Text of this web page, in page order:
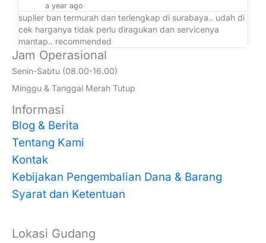
a year ago
suplier ban termurah dan terlengkap di surabaya.. udah di
cek harganya tidak perlu diragukan dan servicenya
mantap.. recommended
Jam Operasional
Senin-Sabtu (08.00-16.00)
Minggu & Tanggal Merah Tutup
Informasi
Blog & Berita
Tentang Kami
Kontak
Kebijakan Pengembalian Dana & Barang
Syarat dan Ketentuan
Lokasi Gudang